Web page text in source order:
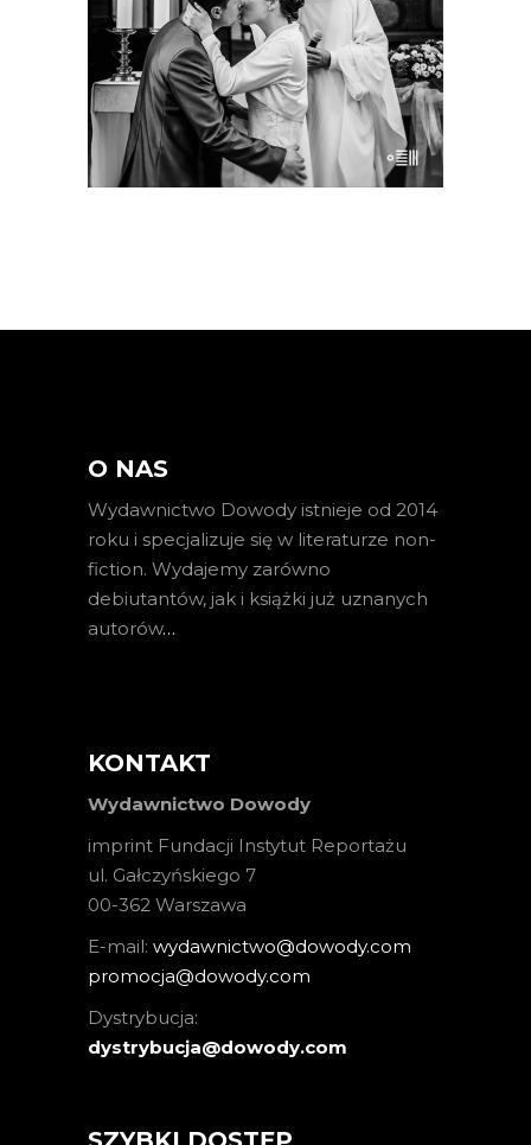
E-BOOK DO KOSZYKA
dziewiątą, bo kto by wstał na szóstą?
O NAS
Wydawnictwo Dowody istnieje od 2014
roku i specjalizuje się w literaturze non-
fiction. Wydajemy zarówno
debiutantów, jak i książki już uznanych
autorów…
KONTAKT
Wydawnictwo Dowody
imprint Fundacji Instytut Reportażu
ul. Gałczyńskiego 7
00-362 Warszawa
E-mail: wydawnictwo@dowody.com
promocja@dowody.com
Dystrybucja:
dystrybucja@dowody.com